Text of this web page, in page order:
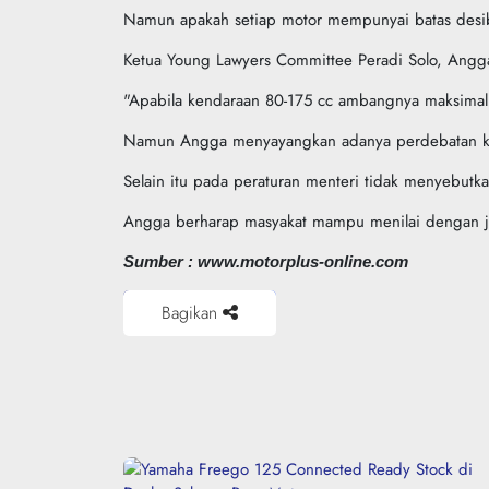
Namun apakah setiap motor mempunyai batas
Ketua Young Lawyers Committee Peradi Solo,
"Apabila kendaraan 80-175 cc ambangnya
Namun Angga menyayangkan adanya perdebatan
Selain itu pada peraturan menteri tidak
Angga berharap masyakat mampu menilai
Sumber : www.motorplus-online.com
Bagikan